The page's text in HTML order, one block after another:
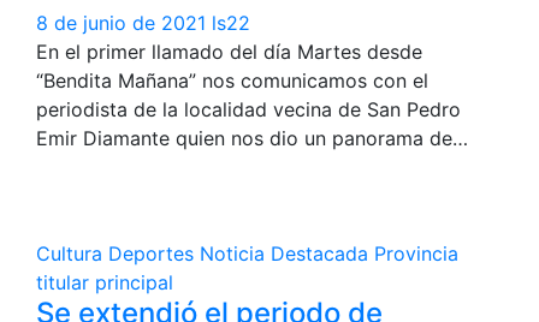
8 de junio de 2021 ls22
En el primer llamado del día Martes desde
“Bendita Mañana” nos comunicamos con el
periodista de la localidad vecina de San Pedro
Emir Diamante quien nos dio un panorama de…
Cultura Deportes Noticia Destacada Provincia
titular principal
Se extendió el periodo de